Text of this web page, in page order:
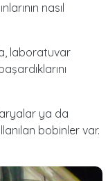
nasıl
laboratuvar
ya da
bobinler var.